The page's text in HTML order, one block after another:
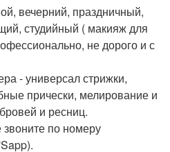
вечерний, праздничный,
студийный ( макияж для
не дорого и с
- универсал стрижки,
прически, мелирование и
и ресниц.
звоните по номеру